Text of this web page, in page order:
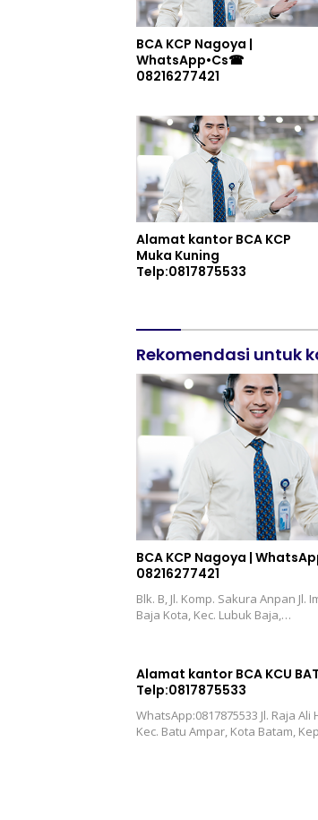
BCA KCP Nagoya |
WhatsApp•Cs☎
08216277421
Alamat kantor BCA KCP
Muka Kuning
Telp:0817875533
Rekomendasi untuk
BCA KCP Nagoya |
08216277421
Blk. B, Jl. Komp. Sakura Anpan Jl.
Baja Kota, Kec. Lubuk Baja,…
Alamat kantor BCA KCU
Telp:0817875533
WhatsApp:0817875533 Jl. Raja Ali
Kec. Batu Ampar, Kota Batam,